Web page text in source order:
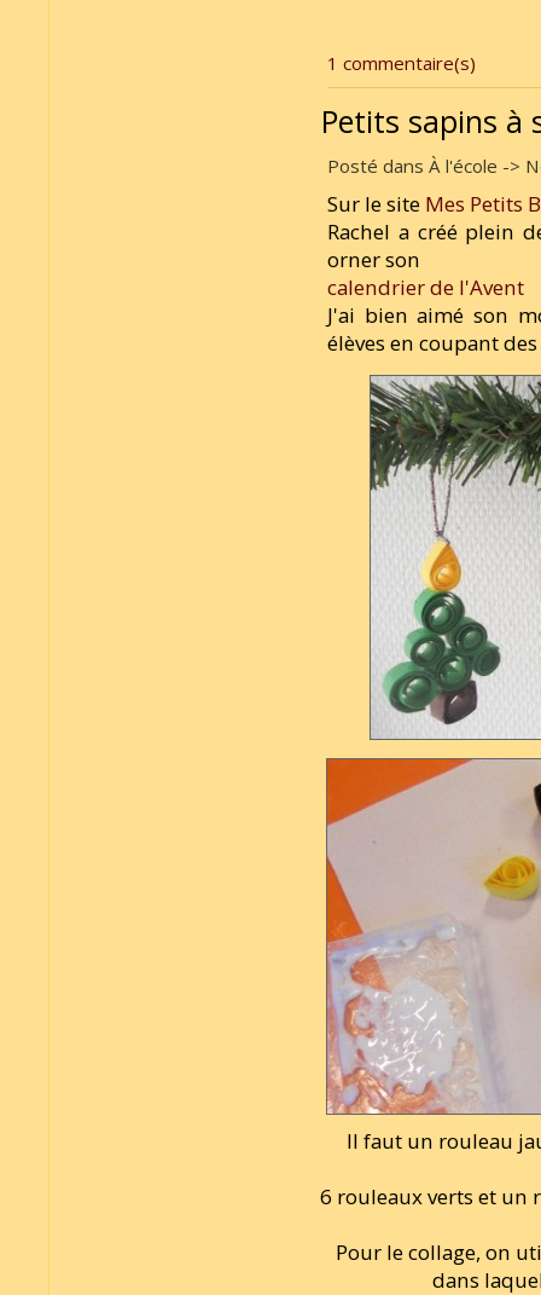
1 commentaire(s)
Petits sapins à
Posté dans À l'école ->
Sur le site Mes Petits
Rachel a créé plein
orner son
calendrier de l'Avent
J'ai bien aimé son
élèves en coupant
Il faut un rouleau
6 rouleaux verts et
Pour le collage, on
dans